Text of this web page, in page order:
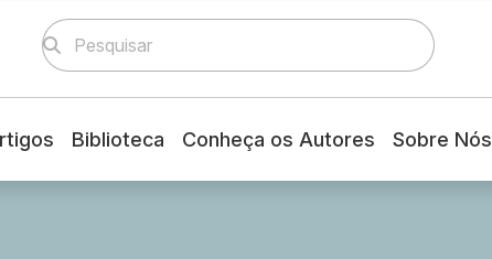
Biblioteca Conheça os Autores Sobre Nós